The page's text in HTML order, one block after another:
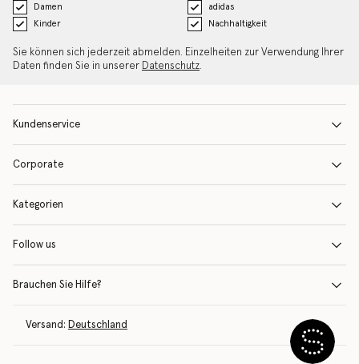
Damen
adidas
Kinder
Nachhaltigkeit
Sie können sich jederzeit abmelden. Einzelheiten zur Verwendung Ihrer
Daten finden Sie in unserer Datenschutz.
Kundenservice
Corporate
Kategorien
Follow us
Brauchen Sie Hilfe?
Versand: Deutschland